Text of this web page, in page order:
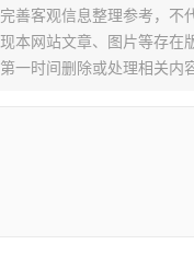
完善客观信息整理参考，不
现本网站文章、图片等存在
第一时间删除或处理相关内